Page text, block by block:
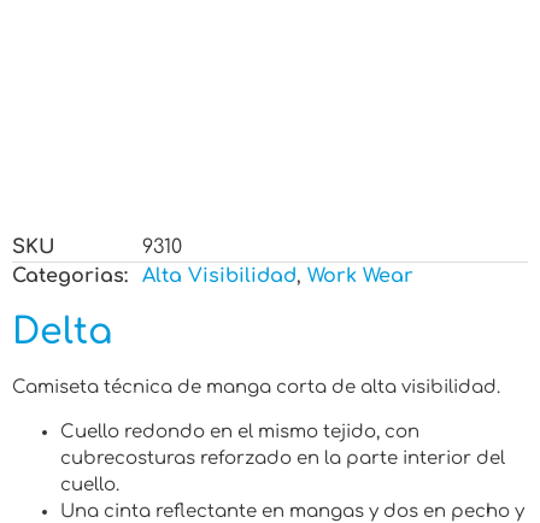
SKU
9310
Categorias:
Alta Visibilidad, Work Wear
Delta
Camiseta técnica de manga corta de alta visibilidad.
Cuello redondo en el mismo tejido, con
cubrecosturas reforzado en la parte interior del
cuello.
Una cinta reflectante en mangas y dos en pecho y